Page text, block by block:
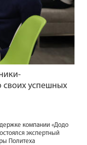
своих успешных
компании «Додо
экспертный
Политеха